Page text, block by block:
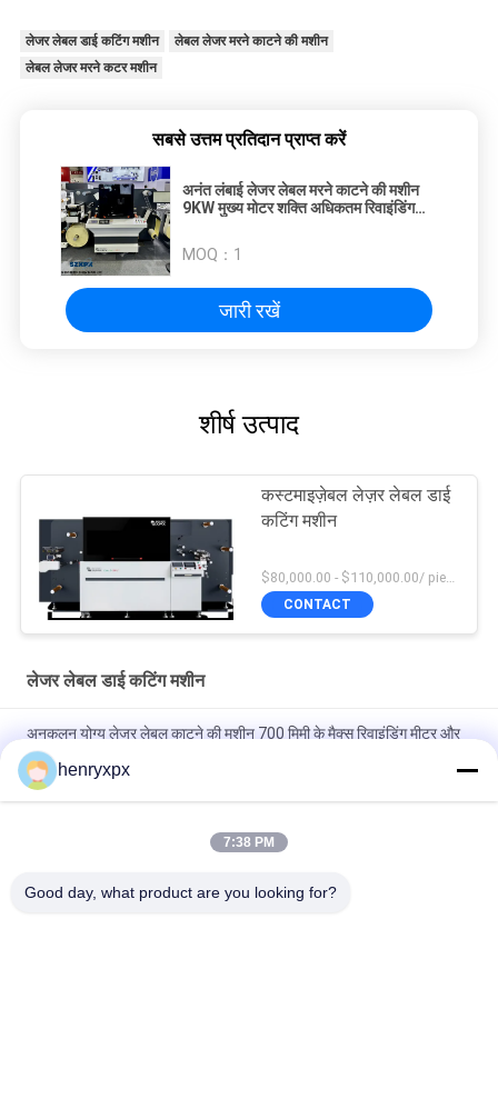
लेजर लेबल डाई कटिंग मशीन
लेबल लेजर मरने काटने की मशीन
लेबल लेजर मरने कटर मशीन
सबसे उत्तम प्रतिदान प्राप्त करें
अनंत लंबाई लेजर लेबल मरने काटने की मशीन
9KW मुख्य मोटर शक्ति अधिकतम रिवाइंडिंग
MOQ： 1
जारी रखें
शीर्ष उत्पाद
कस्टमाइज़ेबल लेज़र लेबल डाई
कटिंग मशीन
$80,000.00 - $110,000.00/ piece MOQ:1
CONTACT
लेजर लेबल डाई कटिंग मशीन
अनुकूलन योग्य लेजर लेबल काटने की मशीन 700 मिमी के मैक्स रिवाइंडिंग मीटर और
350 मिमी की मरम्मत काटने की चौड़ाई के साथ
300W X 1 लेजर आउटपुट पावर और मैक्स अनलॉडिंग मीटर के साथ अनुकूलन योग्य
लेजर लेबल डाई कटर आपकी आवश्यकताओं के अनुसार
इलेक्ट्रिक आंख ट्रिगर 30m/min अधिकतम गति
henryxpx
7:38 PM
Good day, what product are you looking for?